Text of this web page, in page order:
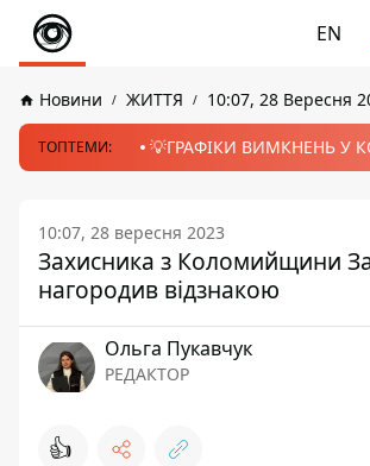
EN
Новини ЖИТТЯ 10:07, 28 Вересня
ТОПТЕМИ: 💡ГРАФІКИ ВИМКНЕНЬ У
10:07, 28 вересня 2023
Захисника з Коломийщини
нагородив відзнакою
Ольга Пукавчук
РЕДАКТОР
👍